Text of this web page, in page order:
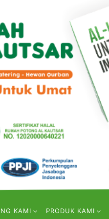
KAMI PRODUK KAMI